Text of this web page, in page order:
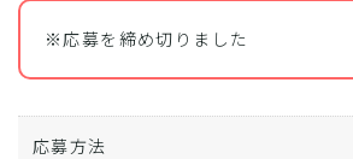
※応募を締め切りました
応募方法